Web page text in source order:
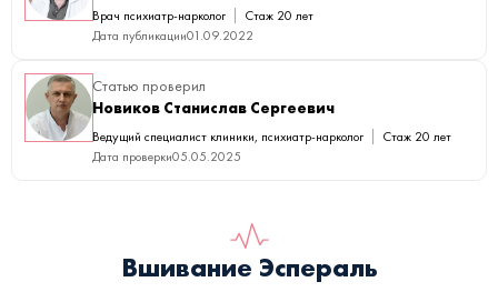
Врач психиатр-нарколог
Стаж 20 лет
Дата публикации01.09.2022
Статью проверил
Новиков Станислав Сергеевич
Ведущий специалист клиники, психиатр-нарколог
Стаж 20 лет
Дата проверки05.05.2025
Вшивание Эспераль